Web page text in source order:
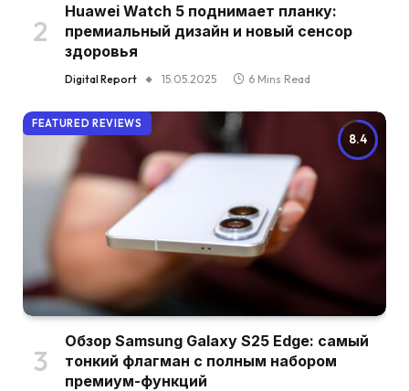
Huawei Watch 5 поднимает планку:
премиальный дизайн и новый сенсор
здоровья
Digital Report 15.05.2025 6 Mins Read
8.4
FEATURED REVIEWS
Обзор Samsung Galaxy S25 Edge: самый
тонкий флагман с полным набором
премиум-функций